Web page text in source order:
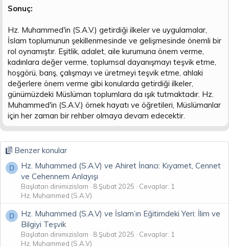
Sonuç:
Hz. Muhammed'in (S.A.V.) getirdiği ilkeler ve uygulamalar,
İslam toplumunun şekillenmesinde ve gelişmesinde önemli bir
rol oynamıştır. Eşitlik, adalet, aile kurumuna önem verme,
kadınlara değer verme, toplumsal dayanışmayı teşvik etme,
hoşgörü, barış, çalışmayı ve üretmeyi teşvik etme, ahlaki
değerlere önem verme gibi konularda getirdiği ilkeler,
günümüzdeki Müslüman toplumlara da ışık tutmaktadır. Hz.
Muhammed'in (S.A.V.) örnek hayatı ve öğretileri, Müslümanlar
için her zaman bir rehber olmaya devam edecektir.
Benzer konular
D
Hz. Muhammed (S.A.V) ve Ahiret İnancı: Kıyamet, Cennet
ve Cehennem Anlayışı
Başlatan dinimizislam 8 Şubat 2025
Cevaplar: 1
Hz. Muhammed (S.A.V)
D
Hz. Muhammed (S.A.V) ve İslam’ın Eğitimdeki Yeri: İlim ve
Bilgiyi Teşvik
Başlatan dinimizislam 8 Şubat 2025
Cevaplar: 1
Hz. Muhammed (S.A.V)